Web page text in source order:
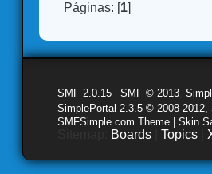
Páginas: [1]
SMF 2.0.15 SMF © 2013
SimplePortal 2.3.5 © 2008-2012,
SMFSimple.com Theme | Skin
Boards Topics